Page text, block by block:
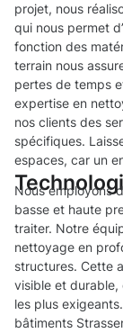
projet, nous
qui nous permet
fonction des
terrain nous
pertes de temps
expertise en
nos clients des
spécifiques.
espaces, car un
Nous employons
basse et haute
traiter. Notre
nettoyage en
structures. Cette
visible et durable,
les plus
bâtiments